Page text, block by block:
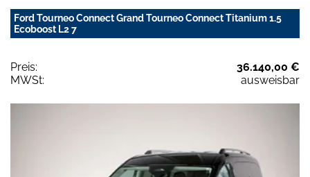
Ford Tourneo Connect Grand Tourneo Connect Titanium 1.5
Ecoboost L2 7
Preis:
36.140,00 €
MWSt:
ausweisbar